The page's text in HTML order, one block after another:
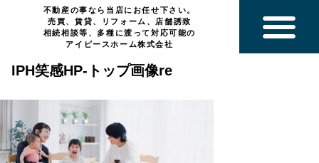
不動産の事なら当店にお任せ下さい。
売買、賃貸、リフォーム、店舗誘致
相続相談等、多種に渡って対応可能の
アイピースホーム株式会社
IPH笑感HP-トップ画像re